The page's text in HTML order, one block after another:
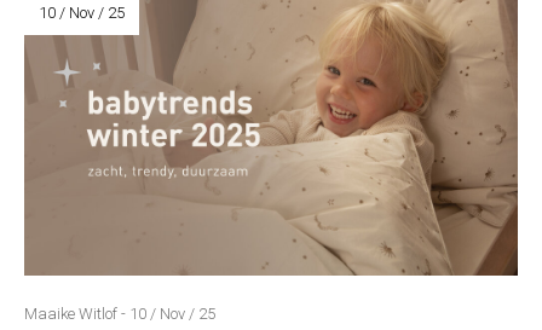
10 / Nov / 25
Maaike Witlof - 10 / Nov / 25